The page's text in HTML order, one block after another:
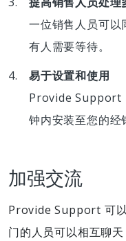
一位销售人员可
有人需要等待。
易于设置和使用
Provide Support
钟内安装至您的经
加强交流
Provide Support 可
门的人员可以相互聊